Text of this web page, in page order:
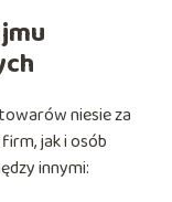
niesie za
jak i osób
innymi: